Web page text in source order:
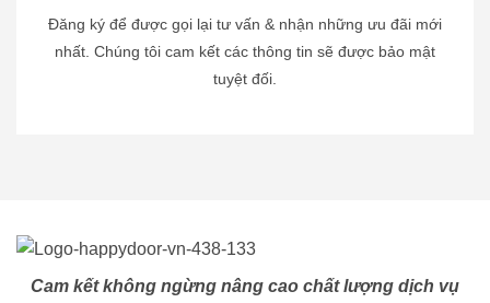
Đăng ký để được gọi lại tư vấn & nhận những ưu đãi mới
nhất. Chúng tôi cam kết các thông tin sẽ được bảo mật
tuyệt đối.
Cam kết không ngừng nâng cao chất lượng dịch vụ